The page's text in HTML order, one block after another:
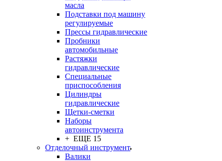
масла
Подставки под машину
регулируемые
Прессы гидравлические
Пробники
автомобильные
Растяжки
гидравлические
Специальные
приспособления
Цилиндры
гидравлические
Щетки-сметки
Наборы
автоинструмента
+ ЕЩЕ 15
Отделочный инструмент
Валики